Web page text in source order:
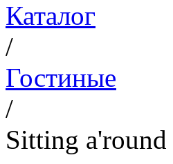
Каталог
/
Гостиные
/
Sitting